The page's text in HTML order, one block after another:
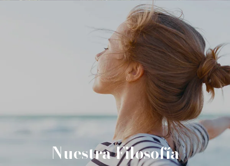
Nuestra Filosofía